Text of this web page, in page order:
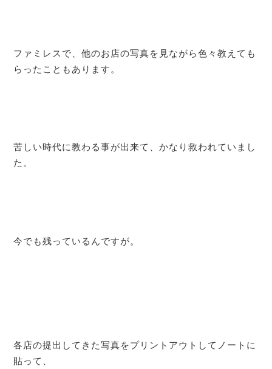
ファミレスで、他のお店の写真を見ながら色々教えても
らったこともあります。
苦しい時代に教わる事が出来て、かなり救われていまし
た。
今でも残っているんですが。
各店の提出してきた写真をプリントアウトしてノートに
貼って、